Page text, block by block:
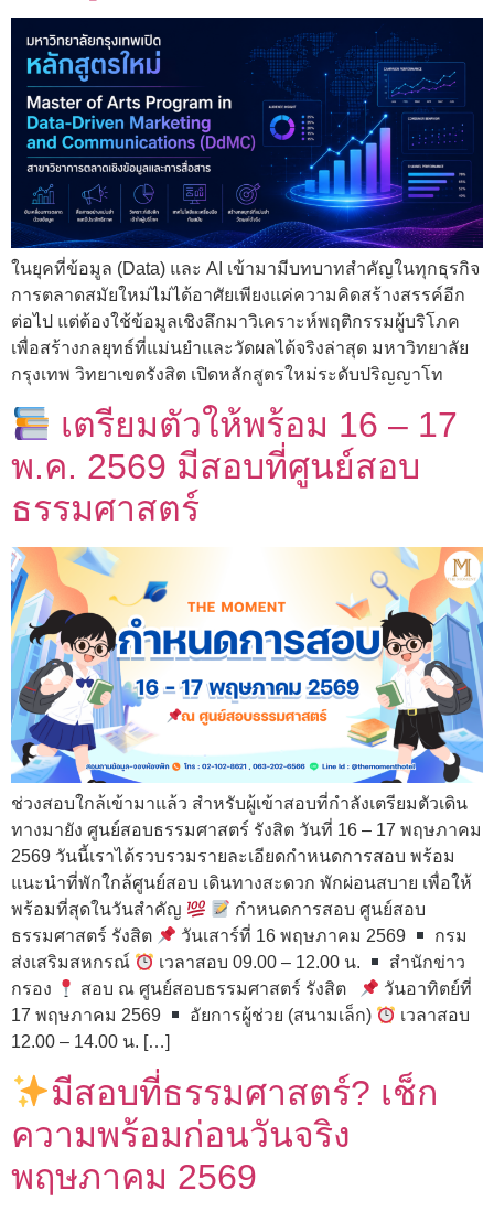
ในยุคที่ข้อมูล (Data) และ AI เข้ามามีบทบาทสำคัญในทุกธุรกิจ
การตลาดสมัยใหม่ไม่ได้อาศัยเพียงแค่ความคิดสร้างสรรค์อีก
ต่อไป แต่ต้องใช้ข้อมูลเชิงลึกมาวิเคราะห์พฤติกรรมผู้บริโภค
เพื่อสร้างกลยุทธ์ที่แม่นยำและวัดผลได้จริงล่าสุด มหาวิทยาลัย
กรุงเทพ วิทยาเขตรังสิต เปิดหลักสูตรใหม่ระดับปริญญาโท
เตรียมตัวให้พร้อม 16 – 17
พ.ค. 2569 มีสอบที่ศูนย์สอบ
ธรรมศาสตร์
ช่วงสอบใกล้เข้ามาแล้ว สำหรับผู้เข้าสอบที่กำลังเตรียมตัวเดิน
ทางมายัง ศูนย์สอบธรรมศาสตร์ รังสิต วันที่ 16 – 17 พฤษภาคม
2569 วันนี้เราได้รวบรวมรายละเอียดกำหนดการสอบ พร้อม
แนะนำที่พักใกล้ศูนย์สอบ เดินทางสะดวก พักผ่อนสบาย เพื่อให้
พร้อมที่สุดในวันสำคัญ
กำหนดการสอบ ศูนย์สอบ
ธรรมศาสตร์ รังสิต
วันเสาร์ที่ 16 พฤษภาคม 2569
กรม
ส่งเสริมสหกรณ์
เวลาสอบ 09.00 – 12.00 น.
สำนักข่าว
กรอง
สอบ ณ ศูนย์สอบธรรมศาสตร์ รังสิต
วันอาทิตย์ที่
17 พฤษภาคม 2569
อัยการผู้ช่วย (สนามเล็ก)
เวลาสอบ
12.00 – 14.00 น. […]
มีสอบที่ธรรมศาสตร์? เช็ก
ความพร้อมก่อนวันจริง
พฤษภาคม 2569